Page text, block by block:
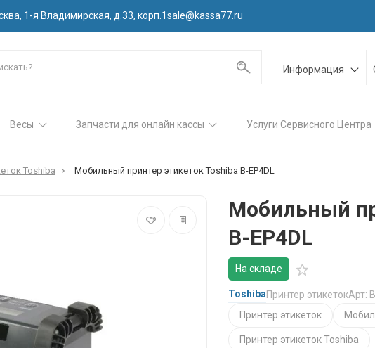
1-я Владимирская, д.33, корп.1sale@kassa77.ru
Информация
Весы Запчасти для онлайн кассы Услуги Сервисного Центра
Toshiba Мобильный принтер этикеток Toshiba B-EP4DL
Мобильный
B-EP4DL
На складе
ToshibaПринтер этикетокАрт:
Принтер этикеток
Принтер этикеток Toshiba